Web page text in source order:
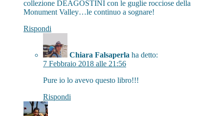
collezione DEAGOSTINI con le guglie rocciose della
Monument Valley…le continuo a sognare!
Rispondi
Chiara Falsaperla ha detto:
7 Febbraio 2018 alle 21:56
Pure io lo avevo questo libro!!!
Rispondi